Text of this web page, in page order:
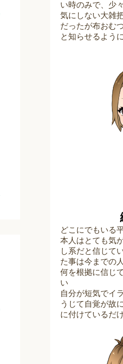
い時のみで、少
気にしない大雑
だったが布おむ
と知らせるよう
どこにでもいる
本人はとても気
し系だと信じて
た事は今までの
何を根拠に信じ
い
自分が短気でイ
うじて自覚が故
に付けているだ